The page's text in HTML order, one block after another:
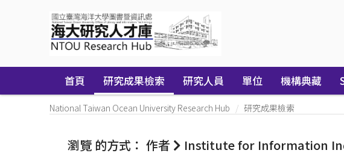
首頁 研究成果檢索 研究人員 單位 機構典藏
National Taiwan Ocean University Research Hub 研究成果檢索
瀏覽 的方式： 作者 Institute for Information